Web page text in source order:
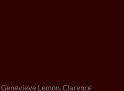
Lemon, Clarence